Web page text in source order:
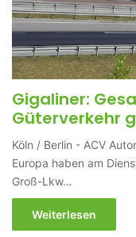
Gigaliner:
Güterverkehr
Köln / Berlin - ACV
Europa haben am
Groß-Lkw…
Weiterlesen